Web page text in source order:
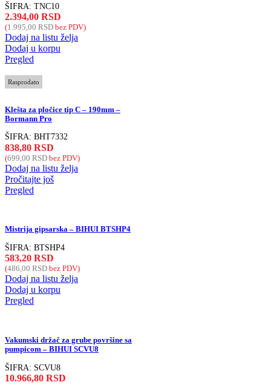
ŠIFRA: TNC10
2.394,00 RSD
(1.995,00 RSD bez PDV)
Dodaj na listu želja
Dodaj u korpu
Pregled
Rasprodato
Klešta za pločice tip C – 190mm –
Bormann Pro
ŠIFRA: BHT7332
838,80 RSD
(699,00 RSD bez PDV)
Dodaj na listu želja
Pročitajte još
Pregled
Mistrija gipsarska – BIHUI BTSHP4
ŠIFRA: BTSHP4
583,20 RSD
(486,00 RSD bez PDV)
Dodaj na listu želja
Dodaj u korpu
Pregled
Vakumski držač za grube površine sa
pumpicom – BIHUI SCVU8
ŠIFRA: SCVU8
10.966,80 RSD